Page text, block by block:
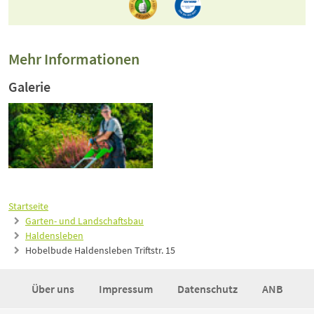
Startseite
Garten- und Landschaftsbau
Haldensleben
Hobelbude Haldensleben Triftstr. 15
Mehr Informationen
Galerie
Über uns Impressum Datenschutz ANB